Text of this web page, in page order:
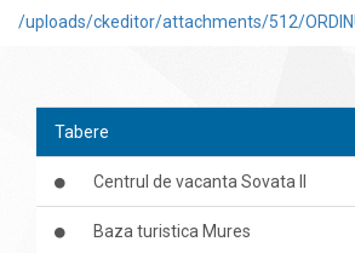
/uploads/ckeditor/attachments/512/
Tabere
Centrul de vacanta Sovata II
Baza turistica Mures